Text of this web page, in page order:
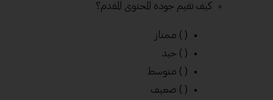
كيف تقيم جودة المحتوى المقدم؟
( ) ممتاز
( ) جيد
( ) متوسط
( ) ضعيف